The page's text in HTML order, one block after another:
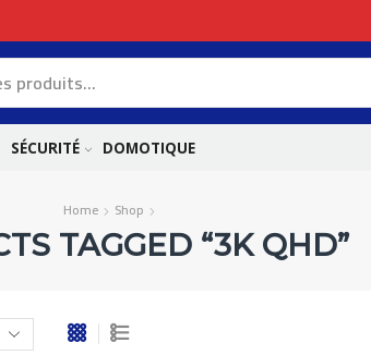
SÉCURITÉ DOMOTIQUE
Home Shop
TAGGED “3K QHD”